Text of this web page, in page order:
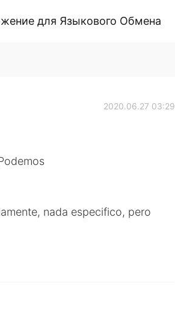
для Языкового Обмена
2020.06.27 03:29
nada especifico, pero